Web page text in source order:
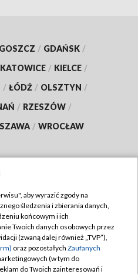
/ GDAŃSK /
KATOWICE / KIELCE /
/ ŁÓDŹ / OLSZTYN /
/ RZESZÓW /
/ WROCŁAW
TVP
TVP
prywatności
zgody
aby wyrazić zgody na
śledzenia i zbierania danych,
końcowym i ich
Twoich danych osobowych przez
(zwaną dalej również „TVP”),
oraz pozostałych Zaufanych
(w tym do
do Twoich zainteresowań i